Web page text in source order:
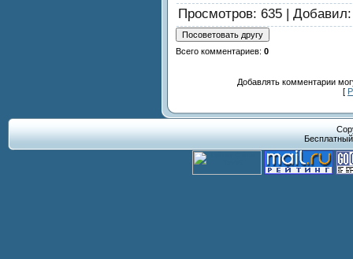
Просмотров: 635 | Добавил
Всего комментариев: 0
Добавлять комментарии
[